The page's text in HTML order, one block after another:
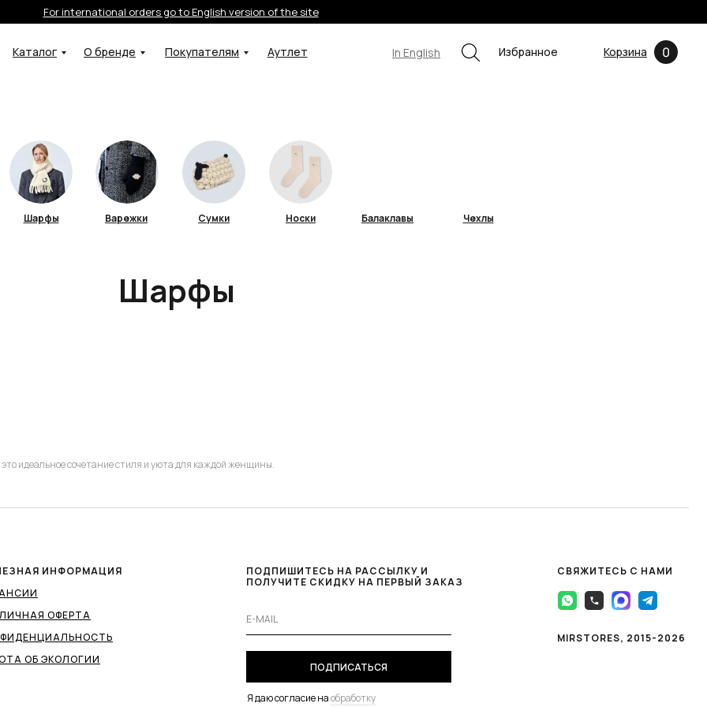
0
Каталог Покупателям In English
Аутлет
О бренде Избранное Корзина
For international orders go to English version of the site
Балаклавы Чехлы
Шарфы Носки
Сумки
Варежки
Шарфы
курткой, брюками, свитерами и другими женскими аксессуарами: шапками, перчатками и варежками, а также обувью и сумками. Наши вязаные
но и теплые, ведь мастера бренда вяжут изделия вручную.
идеальное сочетание стиля и уюта для каждой женщины.
ИНФОРМАЦИЯ
ОФЕРТА
ОБ ЭКОЛОГИИ
ПОДПИШИТЕСЬ НА РАССЫЛКУ И
ПОЛУЧИТЕ СКИДКУ НА ПЕРВЫЙ ЗАКАЗ
ПОДПИСАТЬСЯ
СВЯЖИТЕСЬ С НАМИ
Я даю согласие наобработку
MIRSTORES, 2015-2026